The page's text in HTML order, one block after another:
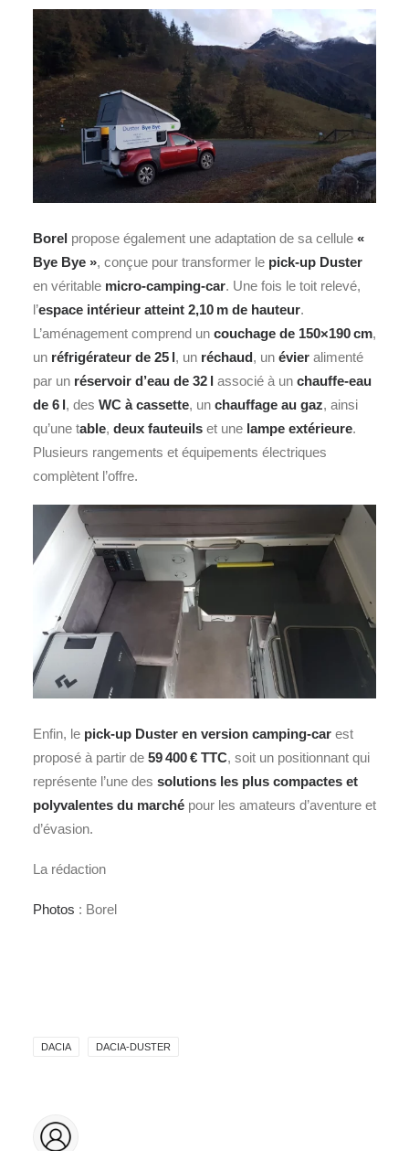
Borel propose également une adaptation de sa cellule «
Bye Bye », conçue pour transformer le pick-up Duster
en véritable micro‑camping‑car. Une fois le toit relevé,
l’espace intérieur atteint 2,10 m de hauteur.
L’aménagement comprend un couchage de 150×190 cm,
un réfrigérateur de 25 l, un réchaud, un évier alimenté
par un réservoir d’eau de 32 l associé à un chauffe‑eau
de 6 l, des WC à cassette, un chauffage au gaz, ainsi
qu’une table, deux fauteuils et une lampe extérieure.
Plusieurs rangements et équipements électriques
complètent l’offre.
Enfin, le pick-up Duster en version camping-car est
proposé à partir de 59 400 € TTC, soit un positionnant qui
représente l’une des solutions les plus compactes et
polyvalentes du marché pour les amateurs d’aventure et
d’évasion.
La rédaction
Photos : Borel
DACIA DACIA-DUSTER